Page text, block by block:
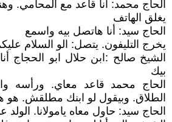
الحاج محمد: أنا قاعد مع المحامي.
يغلق الهاتف
الحاج سيد: أنا هاتصل بيه واسمع
يخرج التليفون. يتصل: الو السلام
الشيخ صالح :ابن حلال ابو الحجاج
بيك
الحاج محمد قاعد معاي. ورأسه
الطلاق. وبيقول لو ابنك مطلقش. هو
الحاج سيد: حاول معاه يامولانا. الولد